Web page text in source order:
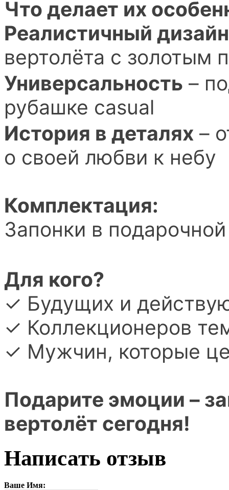
Что делает их
Реалистичный дизайн
вертолёта с золотым
Универсальность –
рубашке casual
История в деталях –
о своей любви к небу
Комплектация:
Запонки в
Для кого?
✓ Будущих и
✓ Коллекционеров
✓ Мужчин, которые
Подарите эмоции –
вертолёт сегодня!
Написать отзыв
Ваше Имя: